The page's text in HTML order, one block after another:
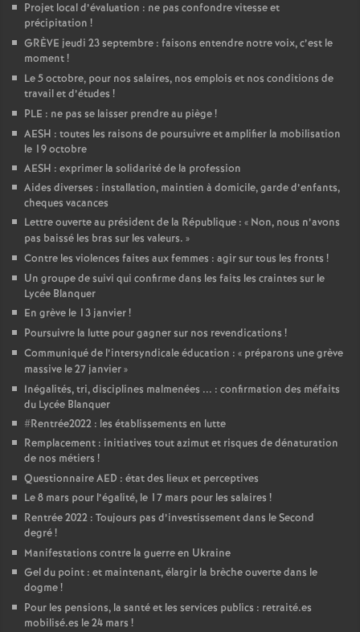
Projet local d’évaluation : ne pas confondre vitesse et
précipitation !
GRÈVE jeudi 23 septembre : faisons entendre notre voix, c’est le
moment!
Le 5 octobre, pour nos salaires, nos emplois et nos conditions de
travail et d’études !
PLE : ne pas se laisser prendre au piège!
AESH : toutes les raisons de poursuivre et amplifier la mobilisation
le 19 octobre
AESH : exprimer la solidarité de la profession
Aides diverses : installation, maintien à domicile, garde d’enfants,
cheques vacances
Lettre ouverte au président de la République : « Non, nous n’avons
pas baissé les bras sur les valeurs. »
Contre les violences faites aux femmes : agir sur tous les fronts !
Un groupe de suivi qui confirme dans les faits les craintes sur le
Lycée Blanquer
En grève le 13 janvier!
Poursuivre la lutte pour gagner sur nos revendications !
Communiqué de l’intersyndicale éducation : « préparons une grève
massive le 27 janvier»
Inégalités, tri, disciplines malmenées ... : confirmation des méfaits
du Lycée Blanquer
#Rentrée2022 : les établissements en lutte
Remplacement : initiatives tout azimut et risques de dénaturation
de nos métiers !
Questionnaire AED : état des lieux et perceptives
Le 8 mars pour l’égalité, le 17 mars pour les salaires !
Rentrée 2022 : Toujours pas d’investissement dans le Second
degré!
Manifestations contre la guerre en Ukraine
Gel du point : et maintenant, élargir la brèche ouverte dans le
dogme!
Pour les pensions, la santé et les services publics : retraité.es
mobilisé.es le 24 mars !